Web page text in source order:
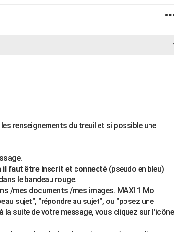
renseignements du treuil et si possible une
il faut être inscrit et connecté (pseudo en bleu)
le bandeau rouge.
/mes documents /mes images. MAXI 1 Mo
sujet", "répondre au sujet", ou "posez une
la suite de votre message, vous cliquez sur l'icône